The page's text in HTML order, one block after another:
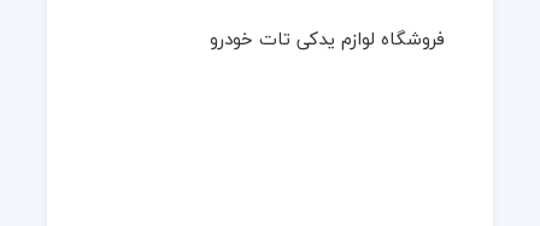
فروشگاه لوازم یدکی تات خودرو